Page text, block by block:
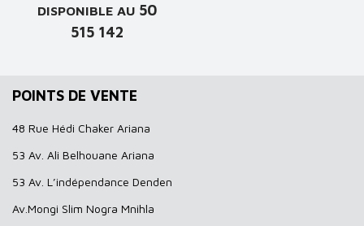
DISPONIBLE AU 50
515 142
POINTS DE VENTE
48 Rue Hédi Chaker Ariana
53 Av. Ali Belhouane Ariana
53 Av. L’indépendance Denden
Av.Mongi Slim Nogra Mnihla